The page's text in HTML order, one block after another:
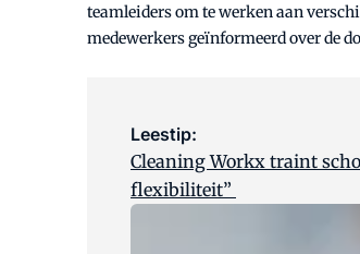
teamleiders om te werken aan
medewerkers geïnformeerd over de
Leestip:
Cleaning Workx traint
flexibiliteit”